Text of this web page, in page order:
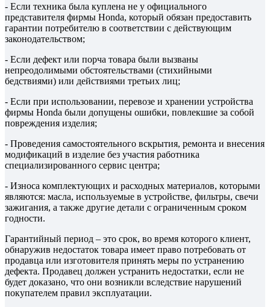
- Если техника была куплена не у официального
представителя фирмы Honda, который обязан предоставить
гарантии потребителю в соответствии с действующим
законодательством;
- Если дефект или порча товара были вызваны
непреодолимыми обстоятельствами (стихийными
бедствиями) или действиями третьих лиц;
- Если при использовании, перевозе и хранении устройства
фирмы Honda были допущены ошибки, повлекшие за собой
повреждения изделия;
- Проведения самостоятельного вскрытия, ремонта и внесения
модификаций в изделие без участия работника
специализированного сервис центра;
- Износа комплектующих и расходных материалов, которыми
являются: масла, используемые в устройстве, фильтры, свечи
зажигания, а также другие детали с ограниченным сроком
годности.
Гарантийный период – это срок, во время которого клиент,
обнаружив недостаток товара имеет право потребовать от
продавца или изготовителя принять меры по устранению
дефекта. Продавец должен устранить недостатки, если не
будет доказано, что они возникли вследствие нарушений
покупателем правил эксплуатации.